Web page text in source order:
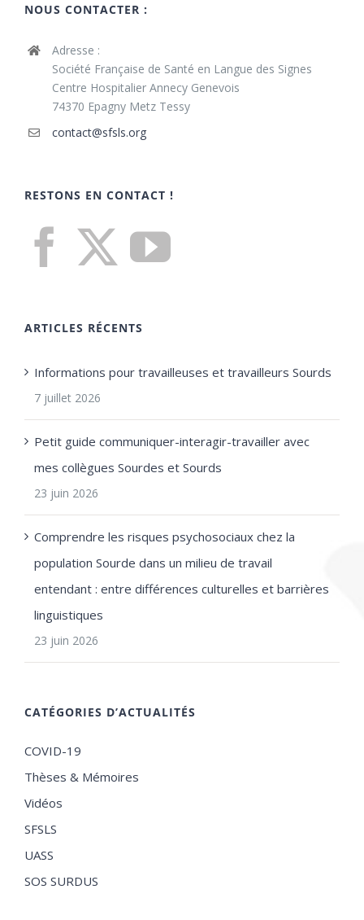
NOUS CONTACTER :
Adresse :
Société Française de Santé en Langue des Signes
Centre Hospitalier Annecy Genevois
74370 Epagny Metz Tessy
contact@sfsls.org
RESTONS EN CONTACT !
ARTICLES RÉCENTS
Informations pour travailleuses et travailleurs Sourds
7 juillet 2026
Petit guide communiquer-interagir-travailler avec
mes collègues Sourdes et Sourds
23 juin 2026
Comprendre les risques psychosociaux chez la
population Sourde dans un milieu de travail
entendant : entre différences culturelles et barrières
linguistiques
23 juin 2026
CATÉGORIES D’ACTUALITÉS
COVID-19
Thèses & Mémoires
Vidéos
SFSLS
UASS
SOS SURDUS